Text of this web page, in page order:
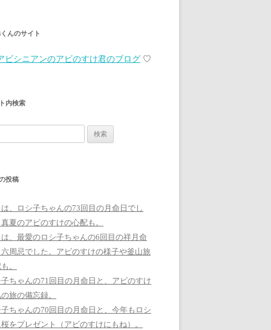
んのサイト
ビシニアンのアビのすけ君のブログ ♡
内検索
投稿
、ロシ子ちゃんの73回目の月命日でし
夏のアビのすけの心配も。
、最愛のロシ子ちゃんの6回目の祥月命
周忌でした。アビのすけの様子や釜山旅
。
ちゃんの71回目の月命日と、アビのすけ
旅の備忘録。
ちゃんの70回目の月命日と、今年もロシ
をプレゼント（アビのすけにもね）。